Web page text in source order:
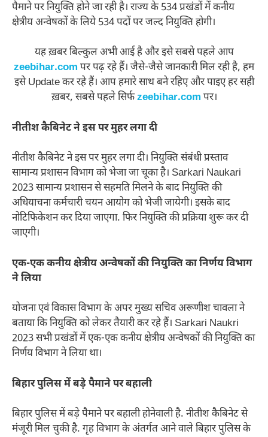
पैमाने पर नियुक्ति होने जा रही है। राज्य के 534 प्रखंडों में कनीय
क्षेत्रीय अन्वेषकों के लिये 534 पदों पर जल्द नियुक्ति होगी।
यह ख़बर बिल्कुल अभी आई है और इसे सबसे पहले आप
zeebihar.com पर पढ़ रहे हैं। जैसे-जैसे जानकारी मिल रही है, हम
इसे Update कर रहे हैं। आप हमारे साथ बने रहिए और पाइए हर सही
ख़बर, सबसे पहले सिर्फzeebihar.com पर।
नीतीश कैबिनेट ने इस पर मुहर लगा दी
नीतीश कैबिनेट ने इस पर मुहर लगा दी। नियुक्ति संबंधी प्रस्ताव
सामान्य प्रशासन विभाग को भेजा जा चूका है। Sarkari Naukari
2023 सामान्य प्रशासन से सहमति मिलने के बाद नियुक्ति की
अधियाचना कर्मचारी चयन आयोग को भेजी जायेगी। इसके बाद
नोटिफिकेशन कर दिया जाएगा. फिर नियुक्ति की प्रक्रिया शुरू कर दी
जाएगी।
एक-एक कनीय क्षेत्रीय अन्वेषकों की नियुक्ति का निर्णय विभाग
ने लिया
योजना एवं विकास विभाग के अपर मुख्य सचिव अरूणीश चावला ने
बताया कि नियुक्ति को लेकर तैयारी कर रहे हैं। Sarkari Naukri
2023 सभी प्रखंडों में एक-एक कनीय क्षेत्रीय अन्वेषकों की नियुक्ति का
निर्णय विभाग ने लिया था।
बिहार पुलिस में बड़े पैमाने पर बहाली
बिहार पुलिस में बड़े पैमाने पर बहाली होनेवाली है. नीतीश कैबिनेट से
मंजूरी मिल चुकी है. गृह विभाग के अंतर्गत आने वाले बिहार पुलिस के